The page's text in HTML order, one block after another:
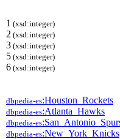
1 (xsd:integer)
2 (xsd:integer)
3 (xsd:integer)
5 (xsd:integer)
6 (xsd:integer)
dbpedia-es:Houston_Rockets
dbpedia-es:Atlanta_Hawks
dbpedia-es
dbpedia-es:New_York_Knicks